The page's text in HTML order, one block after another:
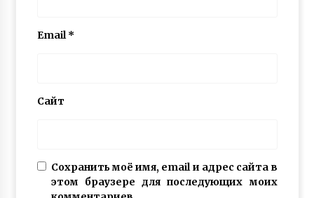
Email*
Сайт
Сохранить моё имя, email и адрес сайта в
этом браузере для последующих моих